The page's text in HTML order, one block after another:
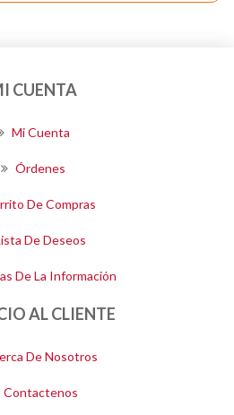
CUENTA
Mi Cuenta
Órdenes
De Compras
De Deseos
De La Información
AL CLIENTE
De Nosotros
Contactenos